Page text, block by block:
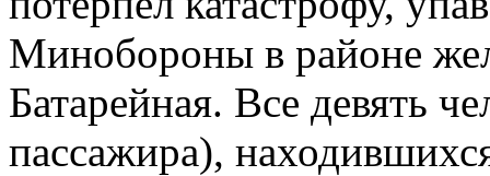
Минобороны в районе
Батарейная. Все девять
пассажира),